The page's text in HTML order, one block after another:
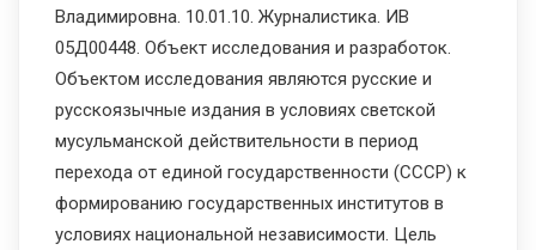
Владимировна. 10.01.10. Журналистика. ИВ
05Д00448. Объект исследования и разработок.
Объектом исследования являются русские и
русскоязычные издания в условиях светской
мусульманской действительности в период
перехода от единой государственности (СССР) к
формированию государственных институтов в
условиях национальной независимости. Цель